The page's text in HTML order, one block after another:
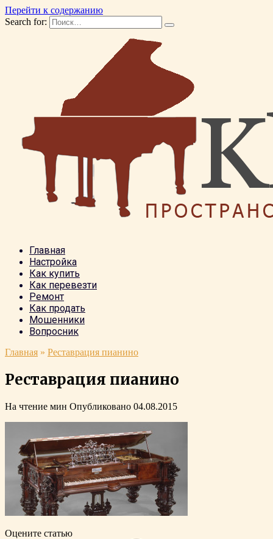
Перейти к содержанию
Search for:
Главная
Настройка
Как купить
Как перевезти
Ремонт
Как продать
Мошенники
Вопросник
Главная » Реставрация пианино
Реставрация пианино
На чтение мин Опубликовано 04.08.2015
Оцените статью